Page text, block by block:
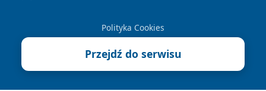
Polityka Cookies
Przejdź do serwisu